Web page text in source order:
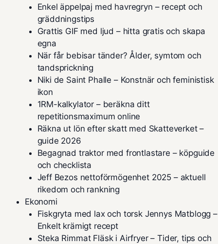
Enkel äppelpaj med havregryn – recept och
gräddningstips
Grattis GIF med ljud – hitta gratis och skapa
egna
När får bebisar tänder? Ålder, symtom och
tandsprickning
Niki de Saint Phalle – Konstnär och feministisk
ikon
1RM-kalkylator – beräkna ditt
repetitionsmaximum online
Räkna ut lön efter skatt med Skatteverket –
guide 2026
Begagnad traktor med frontlastare – köpguide
och checklista
Jeff Bezos nettoförmögenhet 2025 – aktuell
rikedom och rankning
Ekonomi
Fiskgryta med lax och torsk Jennys Matblogg –
Enkelt krämigt recept
Steka Rimmat Fläsk i Airfryer – Tider, tips och